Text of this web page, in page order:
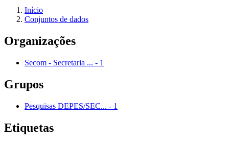
Início
Conjuntos de dados
Organizações
Secom - Secretaria ... - 1
Grupos
Pesquisas DEPES/SEC... - 1
Etiquetas